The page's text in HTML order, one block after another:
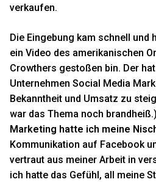
verkaufen.
Die Eingebung kam schnell
ein Video des amerikanischen
Crowthers gestoßen bin. Der
Unternehmen Social Media
Bekanntheit und Umsatz zu
war das Thema noch brandheiß.)
Marketing hatte ich meine
Kommunikation auf Facebook
vertraut aus meiner Arbeit in
ich hatte das Gefühl, all meine